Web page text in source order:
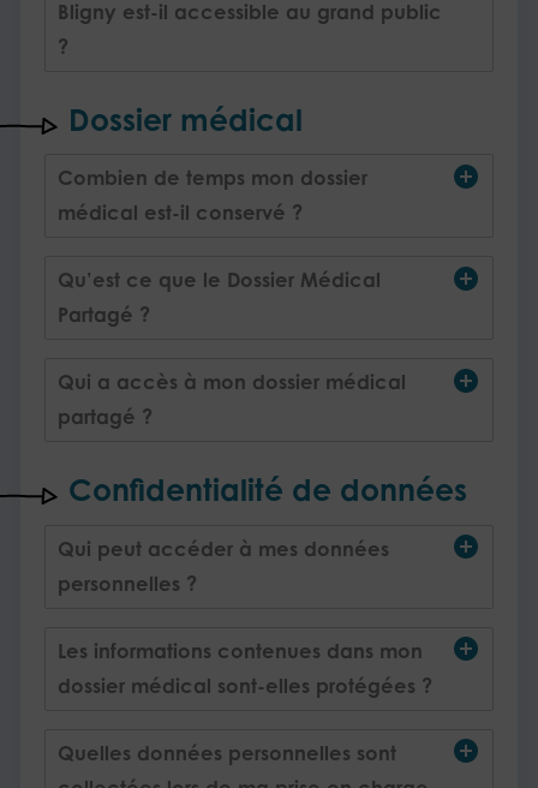
Bligny est-il accessible au grand public
?
Dossier médical
Combien de temps mon dossier
médical est-il conservé ?
Qu’est ce que le Dossier Médical
Partagé ?
Qui a accès à mon dossier médical
partagé ?
Confidentialité de données
Qui peut accéder à mes données
personnelles ?
Les informations contenues dans mon
dossier médical sont-elles protégées ?
Quelles données personnelles sont